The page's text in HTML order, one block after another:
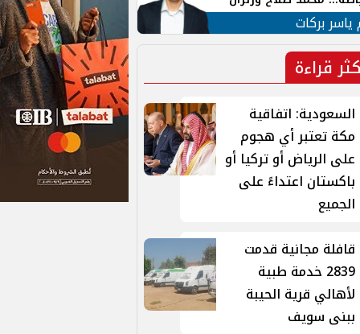
في الشارع التركي
ياسر بركات
قراءة
السعودية: اتفاقية
مكة تعتبر أي هجوم
على الرياض أو تركيا أو
باكستان اعتداءً على
الجميع
قافلة مجانية قدمت
2839 خدمة طبية
لأهالي قرية الحيبة
ببنى سويف